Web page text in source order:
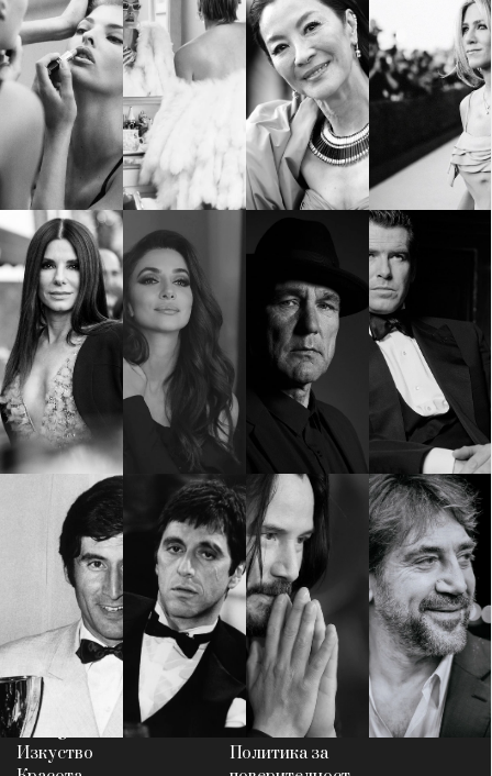
КАТЕГОРИИ
Wine&Dine
Подкасти
Мода
Dialogue
Изкуство
ЗА НАС
Условия за
ползване
За нас
Реклама
Политика за